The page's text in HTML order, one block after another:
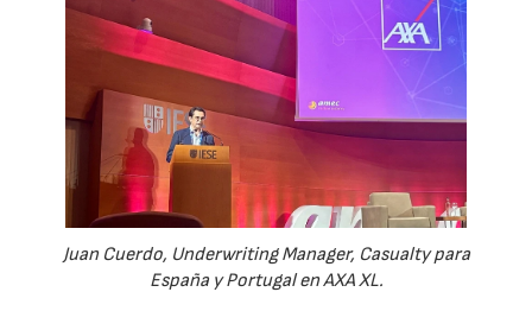
Juan Cuerdo, Underwriting Manager, Casualty para
España y Portugal en AXA XL.